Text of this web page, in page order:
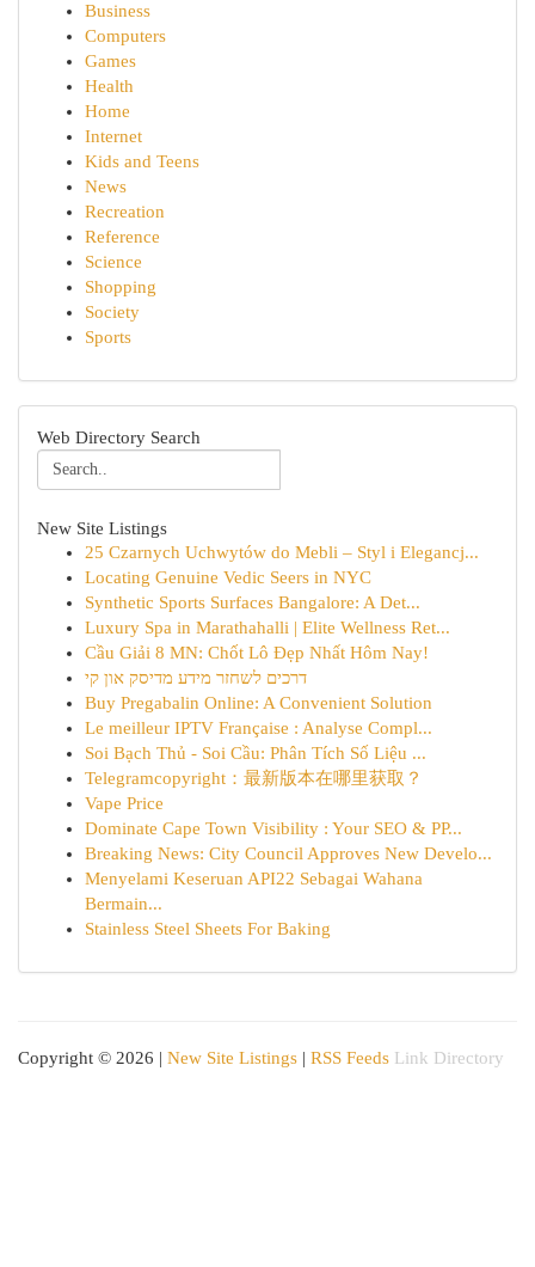
Business
Computers
Games
Health
Home
Internet
Kids and Teens
News
Recreation
Reference
Science
Shopping
Society
Sports
Web Directory Search
New Site Listings
25 Czarnych Uchwytów do Mebli – Styl i Elegancj...
Locating Genuine Vedic Seers in NYC
Synthetic Sports Surfaces Bangalore: A Det...
Luxury Spa in Marathahalli | Elite Wellness Ret...
Cầu Giải 8 MN: Chốt Lô Đẹp Nhất Hôm Nay!
דרכים לשחזר מידע מדיסק און קי
Buy Pregabalin Online: A Convenient Solution
Le meilleur IPTV Française : Analyse Compl...
Soi Bạch Thủ - Soi Cầu: Phân Tích Số Liệu ...
Telegramcopyright：最新版本在哪里获取？
Vape Price
Dominate Cape Town Visibility : Your SEO & PP...
Breaking News: City Council Approves New Develo...
Menyelami Keseruan API22 Sebagai Wahana
Bermain...
Stainless Steel Sheets For Baking
Copyright © 2026 | New Site Listings | RSS Feeds Link Directory